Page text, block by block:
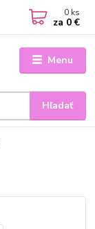
Menu
Hľadať
0 ks
za 0 €